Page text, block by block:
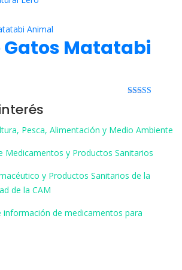
Matatabi
Pesca, Alimentación y Medio Ambiente
Medicamentos y Productos Sanitarios
y Productos Sanitarios de la
de la CAM
información de medicamentos para